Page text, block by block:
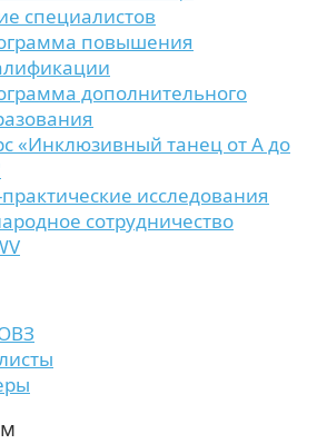
специалистов
повышения
дополнительного
«Инклюзивный танец от А до
исследования
сотрудничество